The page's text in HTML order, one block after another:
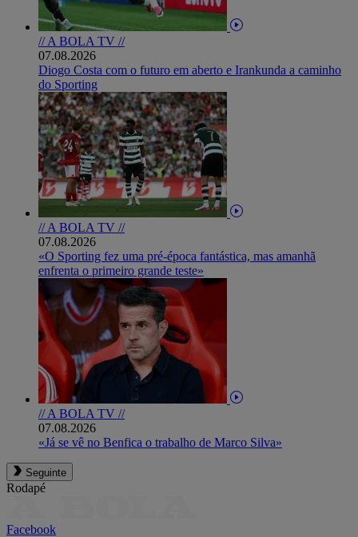
// A BOLA TV //
07.08.2026
Diogo Costa com o futuro em aberto e Irankunda a caminho
do Sporting
// A BOLA TV //
07.08.2026
«O Sporting fez uma pré-época fantástica, mas amanhã
enfrenta o primeiro grande teste»
// A BOLA TV //
07.08.2026
«Já se vê no Benfica o trabalho de Marco Silva»
Seguinte
Rodapé
Facebook